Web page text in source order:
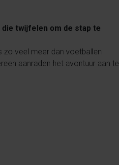
twijfelen om de stap te
zo veel meer dan voetballen
aanraden het avontuur aan te